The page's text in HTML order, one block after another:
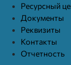
Ресурcный
Документы
Реквизиты
Контакты
Отчетность